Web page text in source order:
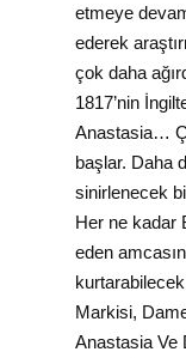
etmeye
ederek
çok daha
1817’nin
Anastasia…
başlar. Daha
sinirlenecek
Her ne kadar
eden
Markisi,
Anastasia Ve